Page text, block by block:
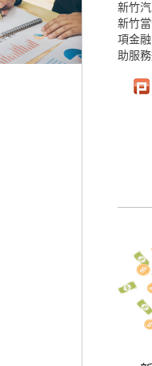
新竹
新竹
項金
助服